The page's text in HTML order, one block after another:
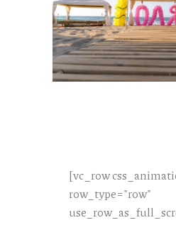
[vc_row
row_type="row"